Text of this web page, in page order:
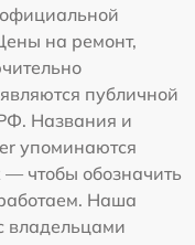
на ремонт,
публичной
Названия и
упоминаются
чтобы обозначить
Наша
владельцами